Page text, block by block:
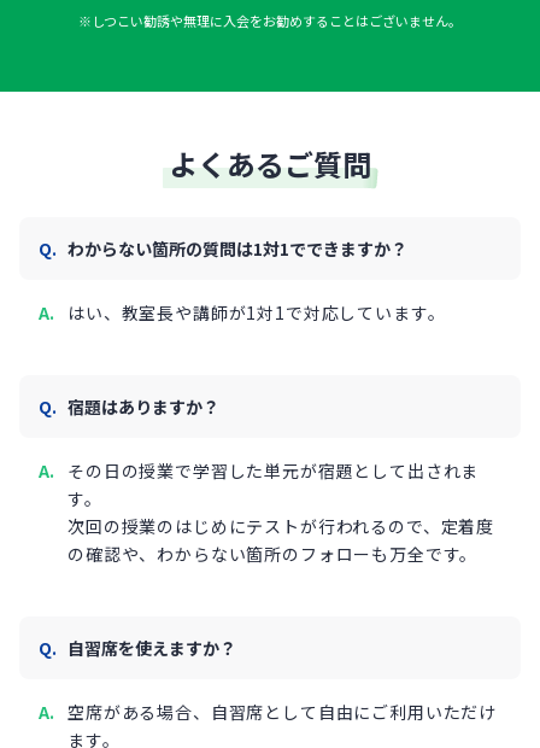
※しつこい勧誘や無理に入会をお勧めすることはございません。
よくあるご質問
わからない箇所の質問は1対1でできますか？
はい、教室長や講師が1対1で対応しています。
宿題はありますか？
その日の授業で学習した単元が宿題として出されま
す。
次回の授業のはじめにテストが行われるので、定着度
の確認や、わからない箇所のフォローも万全です。
自習席を使えますか？
空席がある場合、自習席として自由にご利用いただけ
ます。